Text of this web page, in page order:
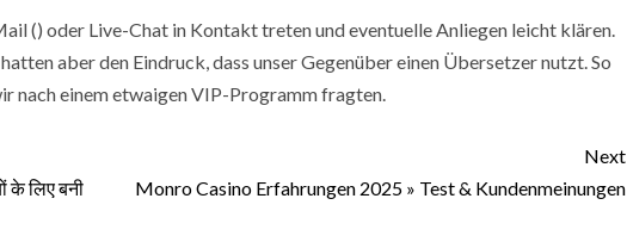
() oder Live-Chat in Kontakt treten und eventuelle Anliegen leicht klären.
aber den Eindruck, dass unser Gegenüber einen Übersetzer nutzt. So
nach einem etwaigen VIP-Programm fragten.
के लिए बनी
Next
Monro Casino Erfahrungen 2025 » Test & Kundenmeinungen